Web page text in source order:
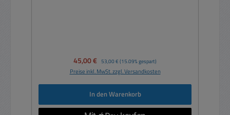
Verkaufspreis:
45,00 € Regulärer Preis:
53,00 € (15.09% gespart)
Preise inkl. MwSt. zzgl. Versandkosten
In den Warenkorb